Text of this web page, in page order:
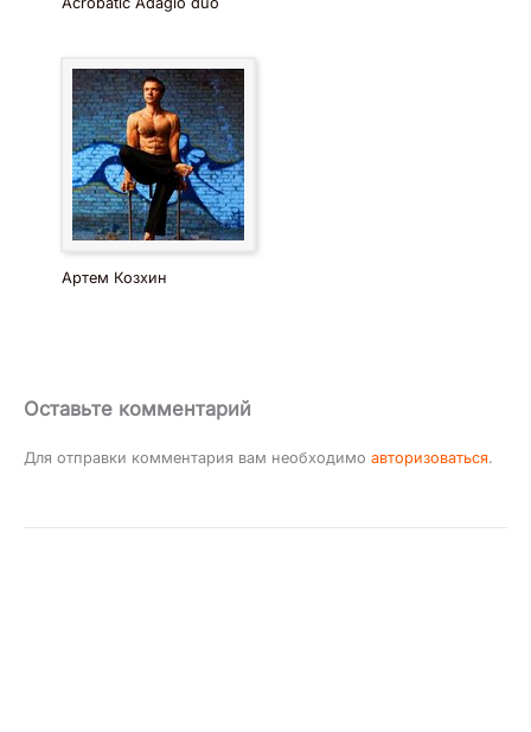
Артем Козхин
Оставьте комментарий
Для отправки комментария вам необходимо авторизоваться.